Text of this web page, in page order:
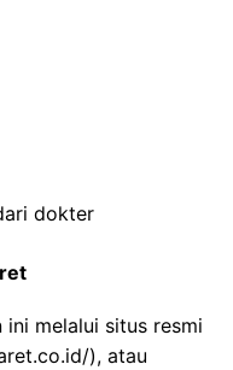
dokter
melalui situs resmi
), atau